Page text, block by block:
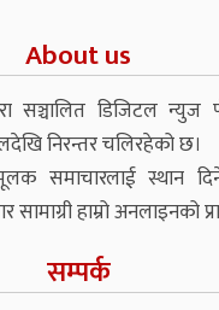
About us
सञ्चालित डिजिटल
निरन्तर चलिरहेको छ।
समाचारलाई स्थान
हाम्रो अनलाइनको
सम्पर्क